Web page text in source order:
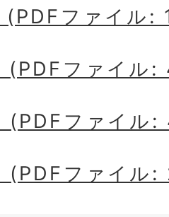
(PDFファイル
(PDFファイル
(PDFファイル
(PDFファイル